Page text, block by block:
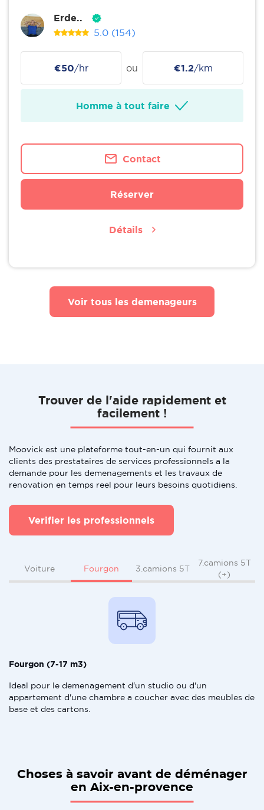
Erde..
5.0 (154)
€50/hr ou €1.2/km
Homme à tout faire
Contact
Réserver
Détails
Voir tous les demenageurs
Trouver de l'aide rapidement et
facilement !
Moovick est une plateforme tout-en-un qui fournit aux
clients des prestataires de services professionnels a la
demande pour les demenagements et les travaux de
renovation en temps reel pour leurs besoins quotidiens.
Verifier les professionnels
Voiture Fourgon 3.camions 5T
7.camions 5T
(+)
Fourgon (7-17 m3)
Ideal pour le demenagement d'un studio ou d'un
appartement d'une chambre a coucher avec des meubles de
base et des cartons.
Choses à savoir avant de déménager
en Aix-en-provence